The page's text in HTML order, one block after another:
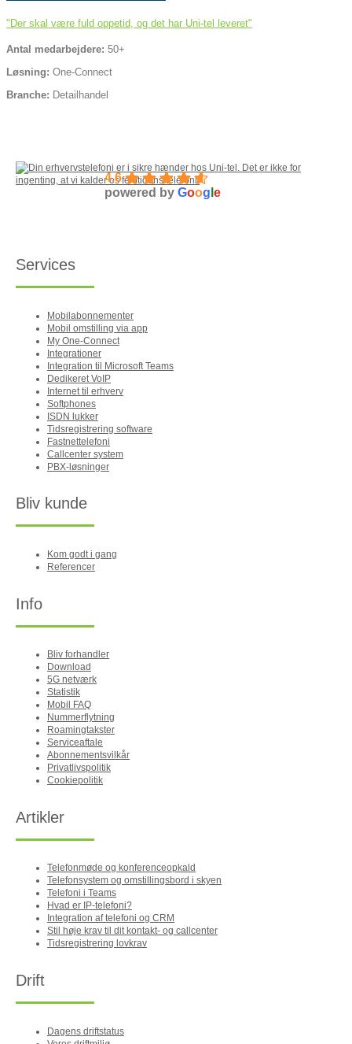
"Der skal være fuld oppetid, og det har Uni-tel leveret"
Antal medarbejdere: 50+
Løsning: One-Connect
Branche: Detailhandel
4.6
powered by Goog e
Services
Mobilabonnementer
Mobil omstilling via app
My One-Connect
Integrationer
Integration til Microsoft Teams
Dedikeret VoIP
Internet til erhverv
Softphones
ISDN lukker
Tidsregistrering software
Fastnettelefoni
Callcenter system
PBX-løsninger
Bliv kunde
Kom godt i gang
Referencer
Info
Bliv forhandler
Download
5G netværk
Statistik
Mobil FAQ
Nummerflytning
Roamingtakster
Serviceaftale
Abonnementsvilkår
Privatlivspolitik
Cookiepolitik
Artikler
Telefonmøde og konferenceopkald
Telefonsystem og omstillingsbord i skyen
Telefoni i Teams
Hvad er IP-telefoni?
Integration af telefoni og CRM
Stil høje krav til dit kontakt- og callcenter
Tidsregistrering lovkrav
Drift
Dagens driftstatus